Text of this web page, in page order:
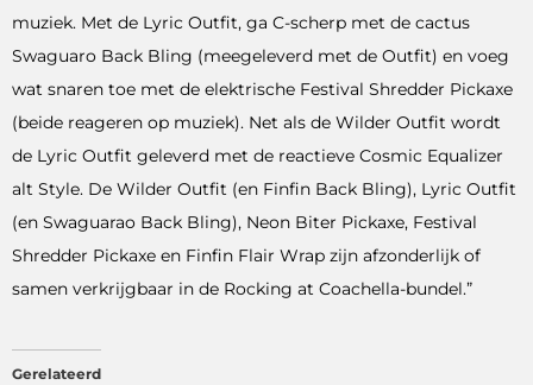
muziek. Met de Lyric Outfit, ga C-scherp met de cactus
Swaguaro Back Bling (meegeleverd met de Outfit) en voeg
wat snaren toe met de elektrische Festival Shredder Pickaxe
(beide reageren op muziek). Net als de Wilder Outfit wordt
de Lyric Outfit geleverd met de reactieve Cosmic Equalizer
alt Style. De Wilder Outfit (en Finfin Back Bling), Lyric Outfit
(en Swaguarao Back Bling), Neon Biter Pickaxe, Festival
Shredder Pickaxe en Finfin Flair Wrap zijn afzonderlijk of
samen verkrijgbaar in de Rocking at Coachella-bundel.”
Gerelateerd